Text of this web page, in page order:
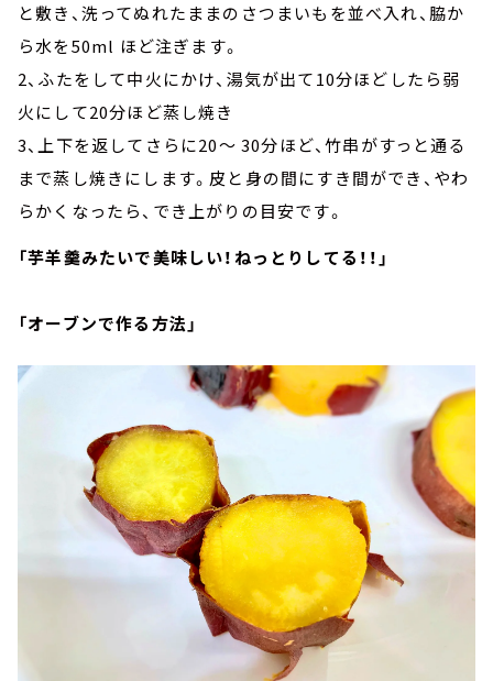
と敷き、洗ってぬれたままのさつまいもを並べ入れ、脇か
ら水を50ml ほど注ぎます。
2、ふたをして中火にかけ、湯気が出て10分ほどしたら弱
火にして20分ほど蒸し焼き
3、上下を返してさらに20～ 30分ほど、竹串がすっと通る
まで蒸し焼きにします。皮と身の間にすき間ができ、やわ
らかくなったら、でき上がりの目安です。
「芋羊羹みたいで美味しい！ねっとりしてる！！」
「オーブンで作る方法」